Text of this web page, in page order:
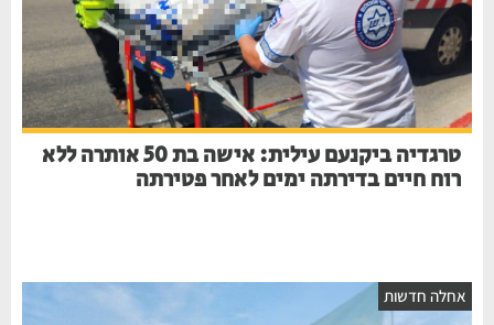
טרגדיה ביקנעם עילית: אישה בת 50 אותרה ללא
רוח חיים בדירתה ימים לאחר פטירתה
חדשות